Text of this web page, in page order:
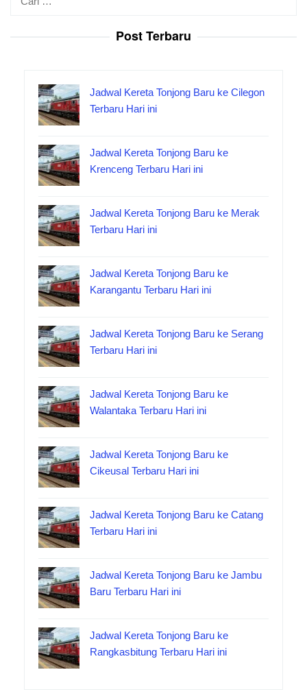
Post Terbaru
Jadwal Kereta Tonjong Baru ke Cilegon
Terbaru Hari ini
Jadwal Kereta Tonjong Baru ke
Krenceng Terbaru Hari ini
Jadwal Kereta Tonjong Baru ke Merak
Terbaru Hari ini
Jadwal Kereta Tonjong Baru ke
Karangantu Terbaru Hari ini
Jadwal Kereta Tonjong Baru ke Serang
Terbaru Hari ini
Jadwal Kereta Tonjong Baru ke
Walantaka Terbaru Hari ini
Jadwal Kereta Tonjong Baru ke
Cikeusal Terbaru Hari ini
Jadwal Kereta Tonjong Baru ke Catang
Terbaru Hari ini
Jadwal Kereta Tonjong Baru ke Jambu
Baru Terbaru Hari ini
Jadwal Kereta Tonjong Baru ke
Rangkasbitung Terbaru Hari ini